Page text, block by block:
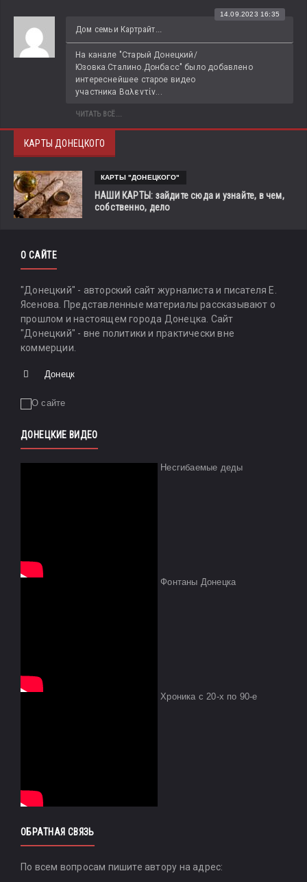
Дом семьи Картрайт...
14.09.2023 16:35
На канале "Старый Донецкий/
Юзовка.Сталино.Донбасс" было добавлено
интереснейшее старое видео
участника Βαλεντίν...
ЧИТАТЬ ВСЁ...
КАРТЫ ДОНЕЦКОГО
КАРТЫ "ДОНЕЦКОГО"
НАШИ КАРТЫ: зайдите сюда и узнайте, в чем,
собственно, дело
О САЙТЕ
"Донецкий" - авторский сайт журналиста и писателя Е.
Ясенова. Представленные материалы рассказывают о
прошлом и настоящем города Донецка. Сайт
"Донецкий" - вне политики и практически вне
коммерции.
Донецк
ДОНЕЦКИЕ ВИДЕО
Несгибаемые деды
Фонтаны Донецка
Хроника с 20-х по 90-е
ОБРАТНАЯ СВЯЗЬ
По всем вопросам пишите автору на адрес: